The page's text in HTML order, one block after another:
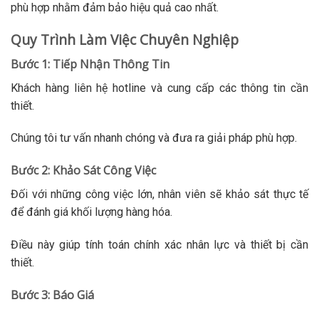
phù hợp nhằm đảm bảo hiệu quả cao nhất.
Quy Trình Làm Việc Chuyên Nghiệp
Bước 1: Tiếp Nhận Thông Tin
Khách hàng liên hệ hotline và cung cấp các thông tin cần
thiết.
Chúng tôi tư vấn nhanh chóng và đưa ra giải pháp phù hợp.
Bước 2: Khảo Sát Công Việc
Đối với những công việc lớn, nhân viên sẽ khảo sát thực tế
để đánh giá khối lượng hàng hóa.
Điều này giúp tính toán chính xác nhân lực và thiết bị cần
thiết.
Bước 3: Báo Giá